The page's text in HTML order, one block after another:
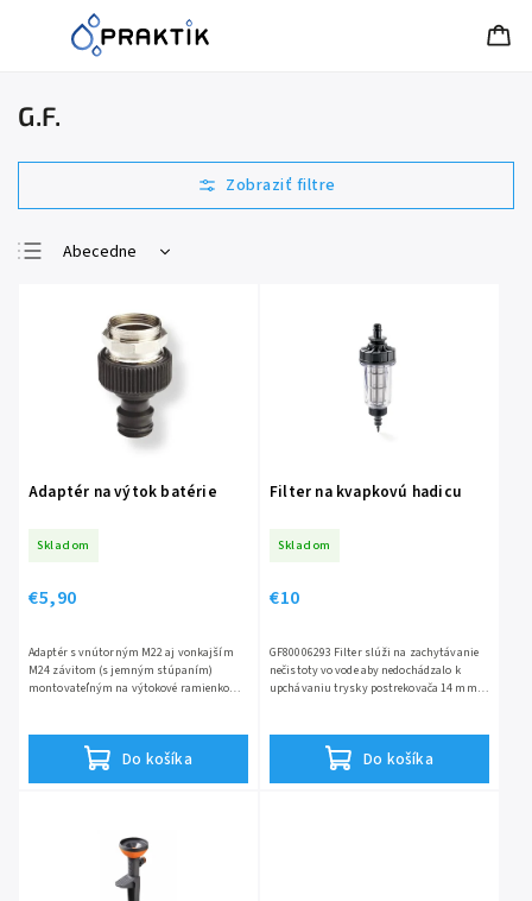
G.F.
Abecedne
Najdrahšie
Najpredávanejšie
Adaptér na výtok batérie
Skladom
€5,90
Do košíka
Adaptér s vnútorným M22 aj vonkajším
M24 závitom (s jemným stúpaním)
montovateľným na výtokové ramienko
Filter na kvapkovú hadicu
Skladom
€10
Do košíka
GF80006293 Filter slúži na zachytávanie
nečistoty vo vode aby nedochádzalo k
upchávaniu trysky postrekovača 14 mm